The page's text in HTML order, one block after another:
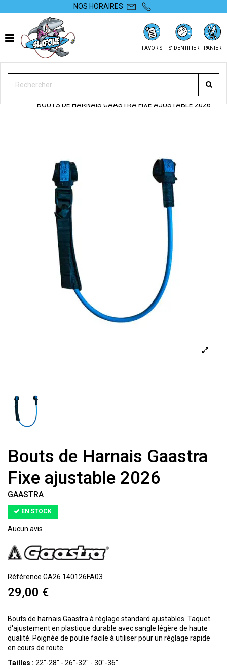
NOS HORAIRES
FAVORIS S'IDENTIFIER PANIER
BOÛTS DE HARNAIS
BOUTS DE HARNAIS GAASTRA FIXE AJUSTABLE 2026
Bouts de Harnais Gaastra
Fixe ajustable 2026
GAASTRA
EN STOCK
Aucun avis
Référence GA26.140126FA03
29,00 €
Bouts de harnais Gaastra à réglage standard ajustables. Taquet
d'ajustement en plastique durable avec sangle légère de haute
qualité. Poignée de poulie facile à utiliser pour un réglage rapide
en cours de route.
Tailles : 22"-28" - 26"-32" - 30"-36"